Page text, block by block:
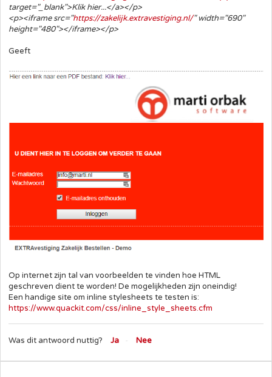
target="_blank">Klik hier...</a></p>
<p><iframe src="https://zakelijk.extravestiging.nl/" width="690"
height="480"></iframe></p>
Geeft
Op internet zijn tal van voorbeelden te vinden hoe HTML
geschreven dient te worden! De mogelijkheden zijn oneindig!
Een handige site om inline stylesheets te testen is:
https://www.quackit.com/css/inline_style_sheets.cfm
Was dit antwoord nuttig? Ja Nee